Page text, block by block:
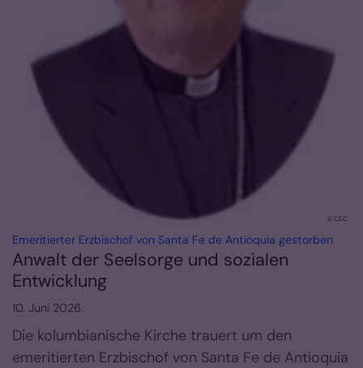
© CEC
Emeritierter Erzbischof von Santa Fe de Antioquia gestorben
Anwalt der Seelsorge und sozialen
Entwicklung
10. Juni 2026
Die kolumbianische Kirche trauert um den
emeritierten Erzbischof von Santa Fe de Antioquia